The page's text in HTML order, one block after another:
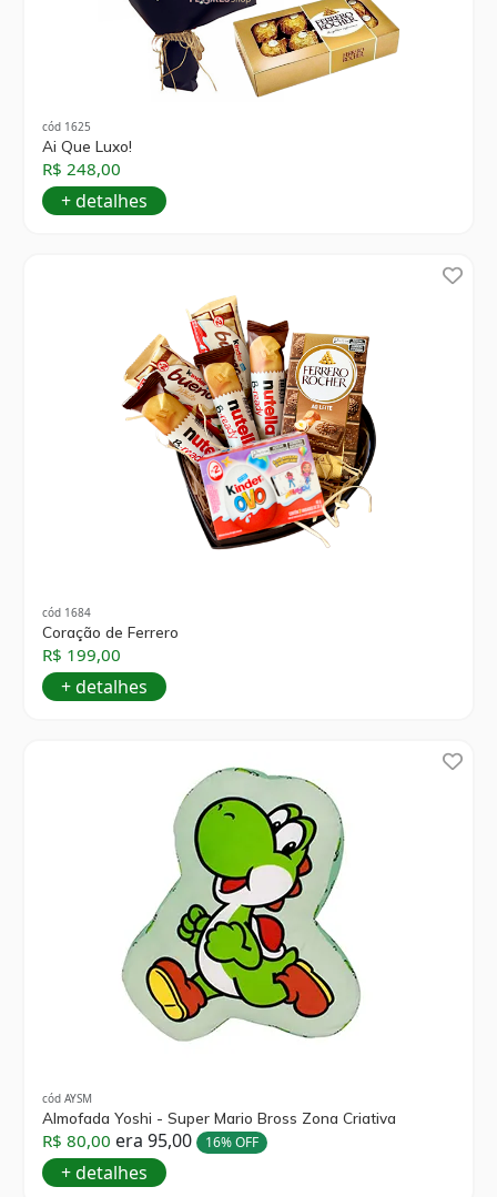
cód 1625
Ai Que Luxo!
R$ 248,00
+ detalhes
cód 1684
Coração de Ferrero
R$ 199,00
+ detalhes
cód AYSM
Almofada Yoshi - Super Mario Bross Zona Criativa
R$ 80,00 era 95,00 16% OFF
+ detalhes